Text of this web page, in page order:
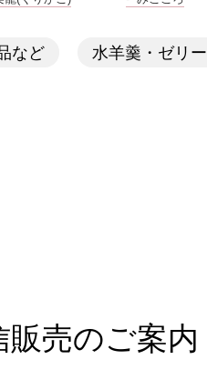
など 水羊羹・ゼリー
販売のご案内